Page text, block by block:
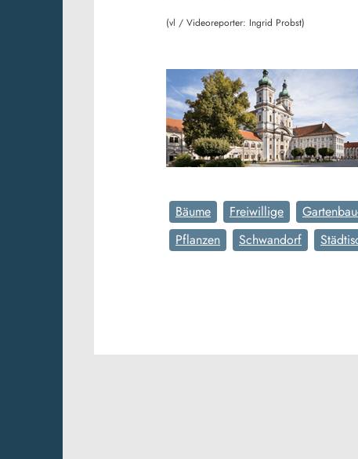
(vl / Videoreporter: Ingrid Probst)
Bäume Freiwillige
Pflanzen
Schwandorf